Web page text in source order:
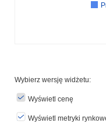
Wybierz wersję widżetu:
Wyświetl cenę
Wyświetl metryki